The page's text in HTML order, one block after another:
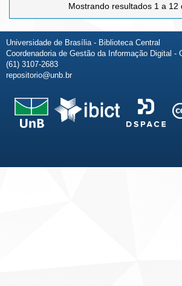
Mostrando resultados 1 a 12
Universidade de Brasília - Biblioteca Central
Coordenadoria de Gestão da Informação Digital -
(61) 3107-2683
repositorio@unb.br